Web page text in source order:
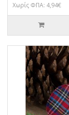
Χωρίς ΦΠΑ: 4,94€